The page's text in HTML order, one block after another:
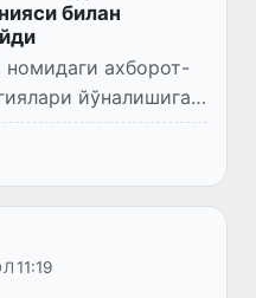
билан
ахборот-
йўналишига
ўқитишга
жаҳонга
би...
11:19